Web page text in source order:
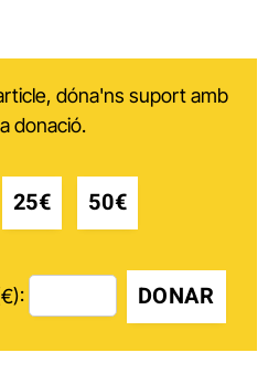
dóna'ns suport amb
donació.
25€ 50€
DONAR